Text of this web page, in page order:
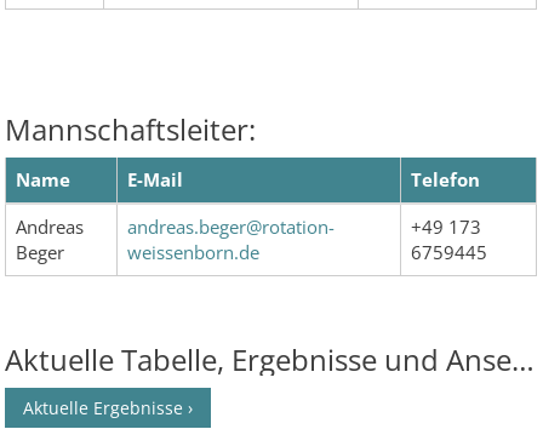
Mannschaftsleiter:
Name E-Mail
Telefon
Andreas
Beger
andreas.beger@rotation-
weissenborn.de
+49 173
6759445
Aktuelle Tabelle, Ergebnisse und Ansetzungen:
Aktuelle Ergebnisse ›